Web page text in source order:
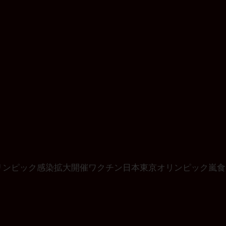
ンピック 感染拡大開催ワクチン 日本東京オリンピック 嵐 食